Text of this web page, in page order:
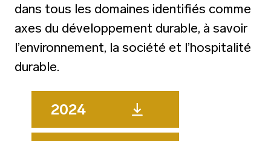
dans tous les domaines identifiés comme
axes du développement durable, à savoir
l’environnement, la société et l’hospitalité
durable.
2024